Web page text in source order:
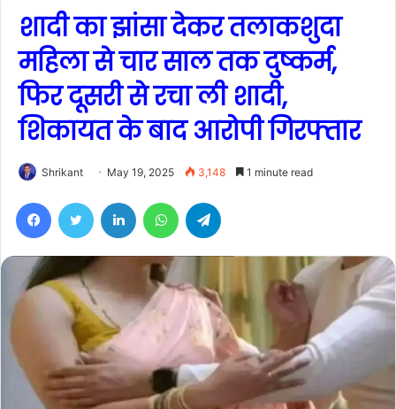
शादी का झांसा देकर तलाकशुदा
महिला से चार साल तक दुष्कर्म,
फिर दूसरी से रचा ली शादी,
शिकायत के बाद आरोपी गिरफ्तार
Shrikant May 19, 2025 3,148 1 minute read